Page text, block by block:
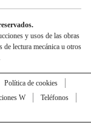
y usos de las obras
de lectura mecánica u otros
Política de cookies
W
Teléfonos